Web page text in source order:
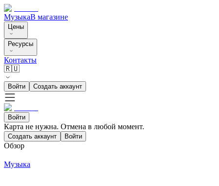
МузыкаВ магазине
Цены
Ресурсы
Контакты
🇷🇺
Войти Создать аккаунт
Войти
Карта не нужна. Отмена в любой момент.
Создать аккаунт Войти
Обзор
Музыка